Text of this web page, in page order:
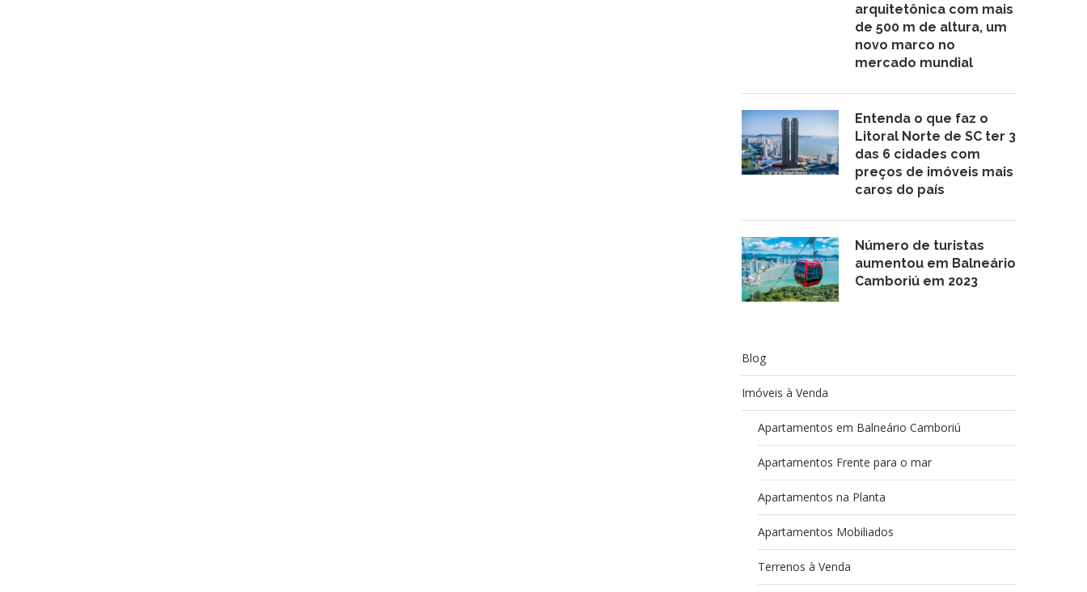
arquitetônica com mais
de 500 m de altura, um
novo marco no
mercado mundial
Entenda o que faz o
Litoral Norte de SC ter 3
das 6 cidades com
preços de imóveis mais
caros do país
Número de turistas
aumentou em Balneário
Camboriú em 2023
Blog
Imóveis à Venda
Apartamentos em Balneário Camboriú
Apartamentos Frente para o mar
Apartamentos na Planta
Apartamentos Mobiliados
Terrenos à Venda